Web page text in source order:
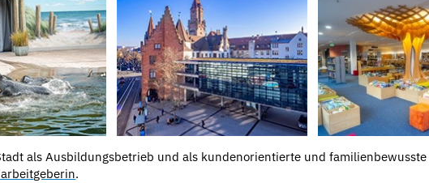
als Ausbildungsbetrieb und als kundenorientierte und
.